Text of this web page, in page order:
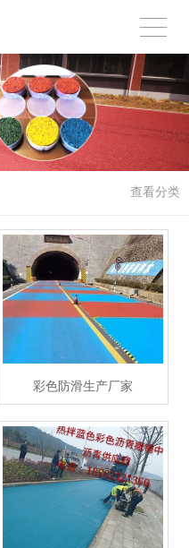
查看分类
彩色防滑生产厂家